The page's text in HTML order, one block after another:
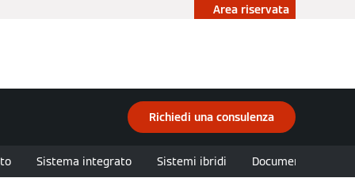
Area riservata
Richiedi una consulenza
Sistema integrato Sistemi ibridi Documentazione